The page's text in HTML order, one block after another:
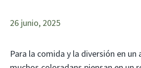
26 junio, 2025
Para la comida y la diversión en